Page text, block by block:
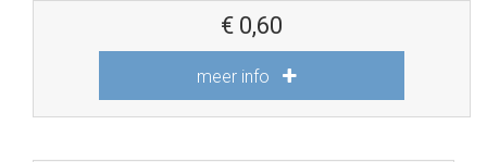
€ 0,60
meer info